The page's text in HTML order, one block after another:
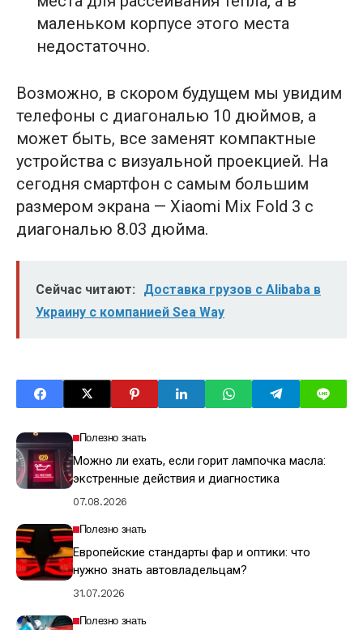
маленьком корпусе этого места
недостаточно.
Возможно, в скором будущем мы увидим
телефоны с диагональю 10 дюймов, а
может быть, все заменят компактные
устройства с визуальной проекцией. На
сегодня смартфон с самым большим
размером экрана — Xiaomi Mix Fold 3 с
диагональю 8.03 дюйма.
Сейчас читают:
Доставка грузов с Alibaba в
Украину с компанией Sea Way
Полезно знать
Можно ли ехать, если горит лампочка масла:
экстренные действия и диагностика
07.08.2026
Полезно знать
Европейские стандарты фар и оптики: что
нужно знать автовладельцам?
31.07.2026
Полезно знать